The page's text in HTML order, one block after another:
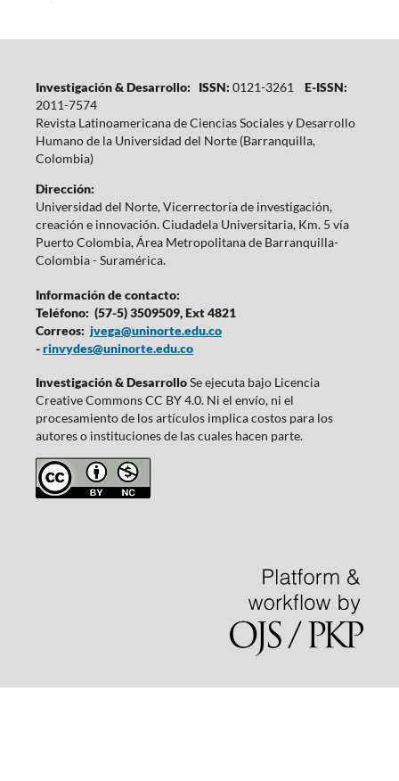
Investigación & Desarrollo: ISSN: 0121-3261
E-ISSN:
2011-7574
Revista Latinoamericana de Ciencias Sociales y Desarrollo
Humano de la Universidad del Norte (Barranquilla,
Colombia)
Dirección:
Universidad del Norte, Vicerrectoría de investigación,
creación e innovación. Ciudadela Universitaria, Km. 5 vía
Puerto Colombia, Área Metropolitana de Barranquilla-
Colombia - Suramérica.
Información de contacto:
Teléfono: (57-5) 3509509, Ext 4821
Correos: jvega@uninorte.edu.co
-rinvydes@uninorte.edu.co
Investigación & DesarrolloSe ejecuta bajo Licencia
Creative Commons CC BY 4.0. Ni el envío, ni el
procesamiento de los artículos implica costos para los
autores o instituciones de las cuales hacen parte.